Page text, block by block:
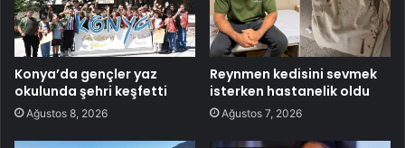
Konya’da gençler yaz
okulunda şehri keşfetti
Ağustos 8, 2026
Reynmen kedisini sevmek
isterken hastanelik oldu
Ağustos 7, 2026